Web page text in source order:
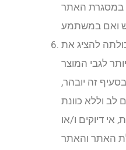
במסגרת האתר
להציג את
לגבי המוצר
זה יובהר,
לב וללא כוונת
אי דיוקים ו/או
האתר והאתר